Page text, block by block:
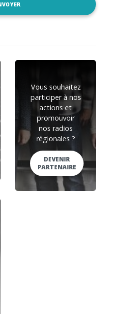
Vous souhaitez
participer à nos
actions et
promouvoir
nos radios
régionales ?
DEVENIR
PARTENAIRE